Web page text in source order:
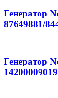
Генератор
87649881/
Генератор